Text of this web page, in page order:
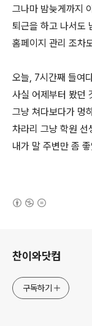
그나마 밤늦게까지
퇴근을 하고 나서도
홈페이지 관리 조차
오늘, 7시간째 들여
사실 어제부터 봤던
그냥 쳐다보다가 멍
차라리 그냥 학원
내가 말 주변만 좀
찬이와닷컴
구독하기